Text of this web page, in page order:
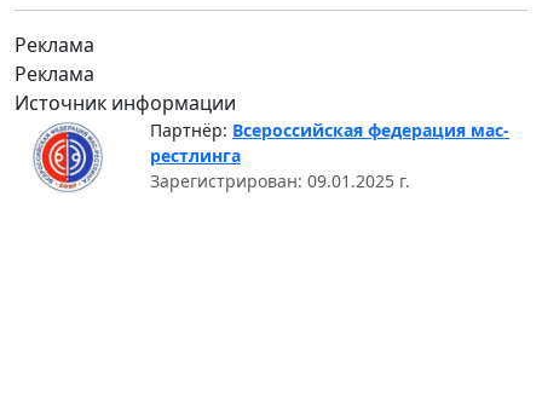
Реклама
Реклама
Источник информации
Партнёр: Всероссийская федерация мас-
рестлинга
Зарегистрирован: 09.01.2025 г.